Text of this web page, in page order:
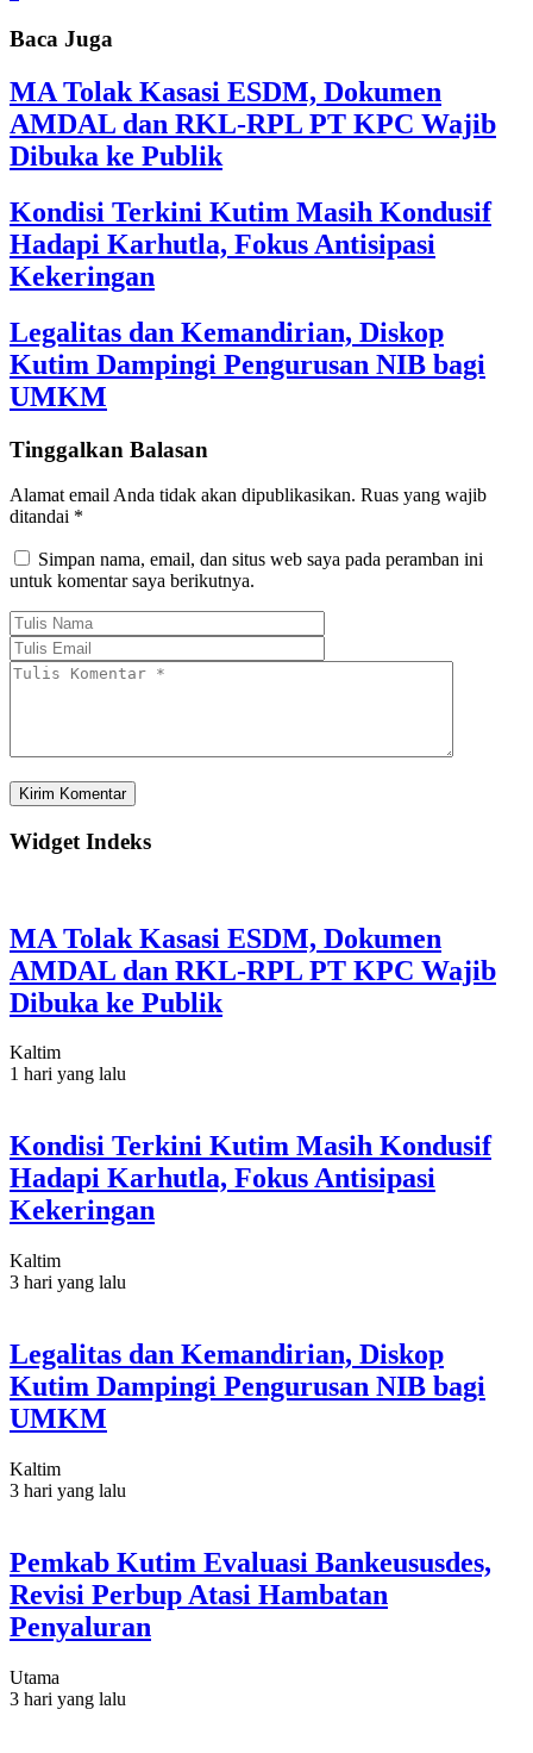
Baca Juga
MA Tolak Kasasi ESDM, Dokumen
AMDAL dan RKL-RPL PT KPC Wajib
Dibuka ke Publik
Kondisi Terkini Kutim Masih Kondusif
Hadapi Karhutla, Fokus Antisipasi
Kekeringan
Legalitas dan Kemandirian, Diskop
Kutim Dampingi Pengurusan NIB bagi
UMKM
Tinggalkan Balasan
Alamat email Anda tidak akan dipublikasikan. Ruas yang wajib
ditandai *
Simpan nama, email, dan situs web saya pada peramban ini
untuk komentar saya berikutnya.
Widget Indeks
MA Tolak Kasasi ESDM, Dokumen
AMDAL dan RKL-RPL PT KPC Wajib
Dibuka ke Publik
Kaltim
1 hari yang lalu
Kondisi Terkini Kutim Masih Kondusif
Hadapi Karhutla, Fokus Antisipasi
Kekeringan
Kaltim
3 hari yang lalu
Legalitas dan Kemandirian, Diskop
Kutim Dampingi Pengurusan NIB bagi
UMKM
Kaltim
3 hari yang lalu
Pemkab Kutim Evaluasi Bankeususdes,
Revisi Perbup Atasi Hambatan
Penyaluran
Utama
3 hari yang lalu